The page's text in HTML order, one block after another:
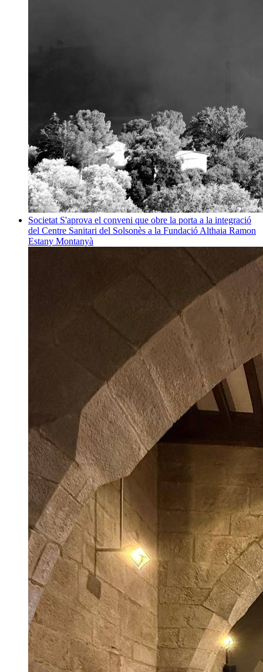
Societat S'aprova el conveni que obre la porta a la integració
del Centre Sanitari del Solsonès a la Fundació Althaia Ramon
Estany Montanyà